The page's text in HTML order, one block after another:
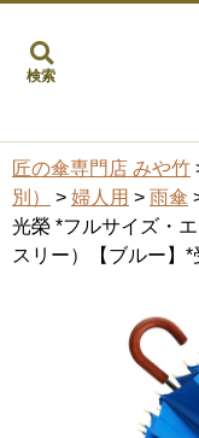
検索
匠の傘専門店 みや竹
別）
> 婦人用 > 雨傘
光榮 *フルサイズ・
スリー）【ブルー】